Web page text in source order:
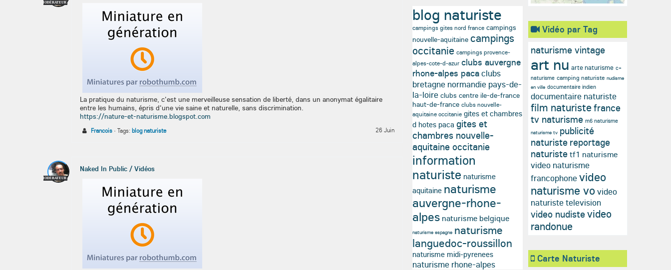
MODÉRATEUR
La pratique du naturisme, c'est une merveilleuse sensation de liberté, dans un anonymat égalitaire
entre les humains, épris d'une vie saine et naturelle, sans discrimination.
https://nature-et-naturisme.blogspot.com
Francois 26 Juin
· Tags:blog naturiste
MODÉRATEUR
Naked In Public / Vidéos
blog naturiste
campings gites nord france campings
nouvelle-aquitaine campings
occitanie campings provence-
alpes-cote-d-azur clubs auvergne
rhone-alpes pacaclubs
bretagne normandie pays-de-
la-loire clubs centre ile-de-france
haut-de-france clubs nouvelle-
aquitaine occitanie gites et chambres
d hotes paca gites et
chambres nouvelle-
aquitaine occitanie
information
naturiste naturisme
aquitaine naturisme
auvergne-rhone-
alpes naturisme belgique
naturisme espagne naturisme
languedoc-roussillon
naturisme midi-pyrenees
naturisme rhone-alpes
Vidéo par Tag
naturisme vintage
art nu arte naturisme c+
naturisme camping naturiste nudisme
en ville documentaire indien
documentaire naturiste
film naturistefrance
tv naturisme m6 naturisme
naturisme tv publicité
naturiste reportage
naturiste tf1 naturisme
video naturisme
francophone video
naturisme vo video
naturiste television
video nudistevideo
randonue
Carte Naturiste